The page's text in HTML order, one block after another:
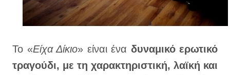
Το «Είχα Δίκιο» είναι ένα δυναμικό ερωτικό
τραγούδι, με τη χαρακτηριστική, λαϊκή και